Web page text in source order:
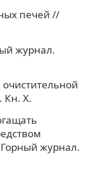
печей //
журнал.
Кн. X.
журнал.